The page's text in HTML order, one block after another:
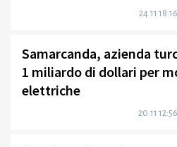
24.11 18:16
Samarcanda, azienda
1 miliardo di dollari per
elettriche
20.11 12:56